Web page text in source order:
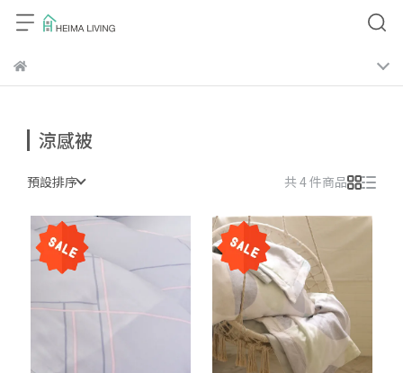
涼感被
預設排序 共 4 件商品